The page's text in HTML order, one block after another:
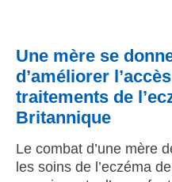
Une mère se
d’améliorer
traitements de
Britannique
Le combat d’une mère
les soins de l’eczéma